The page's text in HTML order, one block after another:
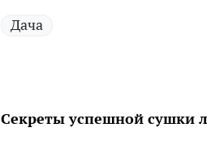
Дача
Секреты успешной сушки